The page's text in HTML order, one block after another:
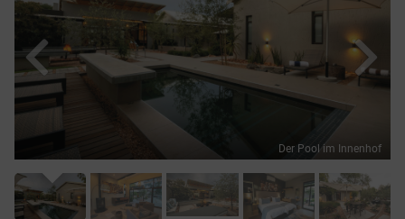
Der Pool im Innenhof